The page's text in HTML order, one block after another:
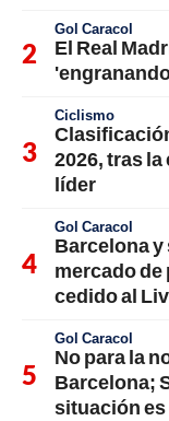
Gol Caracol
El Real
Ciclismo
2026, tras
líder
Gol Caracol
Barcelona
mercado de
cedido al
Gol Caracol
No para la
Barcelona;
situación